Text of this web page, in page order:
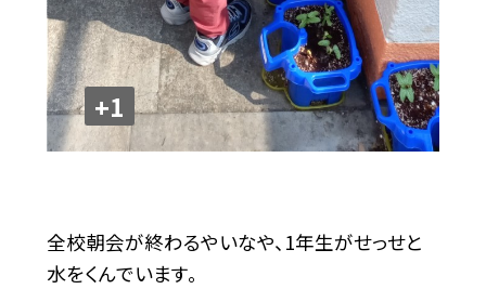
+1
全校朝会が終わるやいなや、1年生がせっせと
水をくんでいます。